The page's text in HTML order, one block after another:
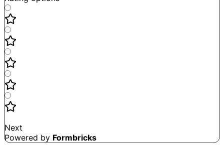
Next
Powered by Formbricks